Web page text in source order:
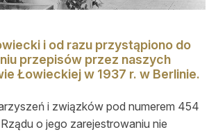
i od razu przystąpiono do
przepisów przez naszych
Łowieckiej w 1937 r. w Berlinie.
i związków pod numerem 454
o jego zarejestrowaniu nie